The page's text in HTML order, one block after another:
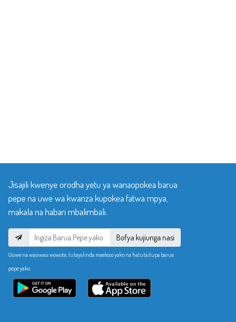
Jisajili kwenye orodha yetu ya wanaopokea barua
pepe na uwe wa kwanza kupokea fatwa mpya,
makala na habari mbalimbali.
Bofya kujiunga nasi
Usiwe na wasiwasi wowote, tutayalinda maelezo yako na hatutaitupa barua
pepe yako.